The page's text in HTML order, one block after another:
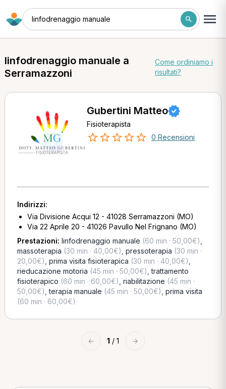
linfodrenaggio manuale
linfodrenaggio manuale a
Serramazzoni
Come ordiniamo i
risultati?
Gubertini Matteo
Fisioterapista
0 Recensioni
Indirizzi:
Via Divisione Acqui 12 - 41028 Serramazzoni (MO)
Via 22 Aprile 20 - 41026 Pavullo Nel Frignano (MO)
Prestazioni: linfodrenaggio manuale (60 min · 50,00€)
massoterapia (30 min · 40,00€) pressoterapia (30 min ·
20,00€) prima visita fisioterapica (30 min · 40,00€)
rieducazione motoria (45 min · 50,00€) ,trattamento
fisioterapico (60 min · 60,00€) riabilitazione (45 min ·
50,00€) ,terapia manuale (45 min · 50,00€) prima visita
(60 min · 60,00€)
← 1 / 1 →